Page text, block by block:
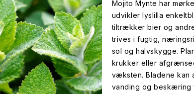
Mojito Mynte har
udvikler lyslilla
tiltrækker bier og
trives i fugtig,
sol og halvskygge.
krukker eller
væksten. Bladene kan
vanding og beskæring